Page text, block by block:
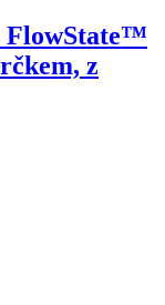
FlowState™
z